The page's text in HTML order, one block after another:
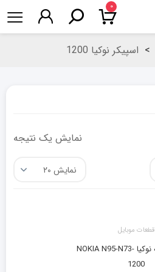
۰
> اسپیکر نوکیا 1200
نمایش یک نتیجه
قطعات موبایل
اسپیکرمکالمه نوکیا NOKIA N95-N73-
1200